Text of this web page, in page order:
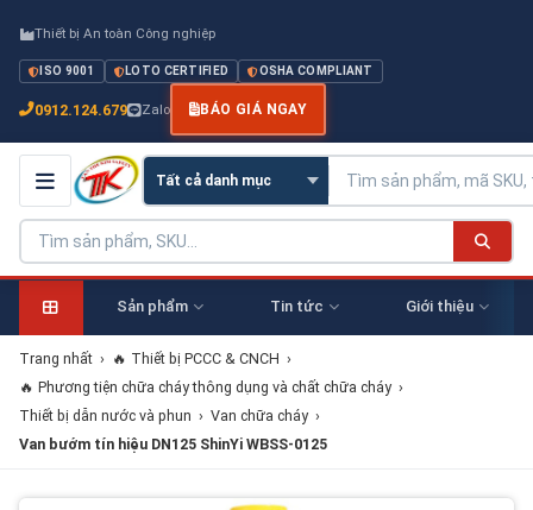
Thiết bị An toàn Công nghiệp
ISO 9001 LOTO CERTIFIED OSHA COMPLIANT
0912.124.679 Zalo BÁO GIÁ NGAY
Sản phẩm Tin tức Giới thiệu
Trang nhất › 🔥 Thiết bị PCCC & CNCH ›
🔥 Phương tiện chữa cháy thông dụng và chất chữa cháy ›
Thiết bị dẫn nước và phun › Van chữa cháy ›
Van bướm tín hiệu DN125 ShinYi WBSS-0125